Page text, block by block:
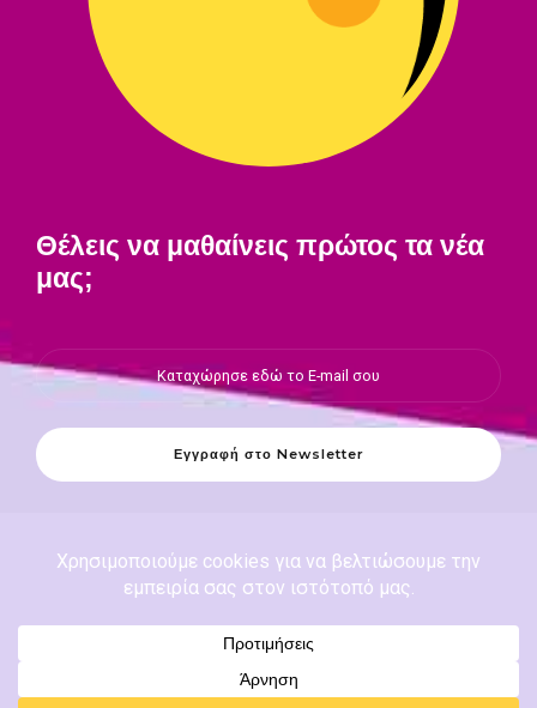
Θέλεις να μαθαίνεις πρώτος τα νέα
μας;